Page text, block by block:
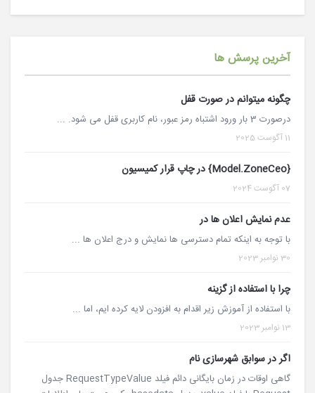
آخرین پرسش ها
چگونه میتوانم در صورت قفل
درصورت 3 بار ورود اشتباه رمز عبور، نام کاربری قفل می شود. ...
11 آگوست 2025
{Model.ZoneCeo} در چاپ قرار کمیسیون
07 آگوست 2024
عدم نمایش اعلان ها در
با توجه به اینکه تمام دسترسی ها نمایش و درج اعلان ها ...
30 نوامبر 2023
چرا با استفاده از گزینه
با استفاده از آموزش زیر اقدام به افزودن لایه کرده ایم، اما ...
13 نوامبر 2023
اگر در سوابق شهرسازی نام
گاهی اوقات در زمان بایگانی دائم فیلد RequestTypeValue جدول